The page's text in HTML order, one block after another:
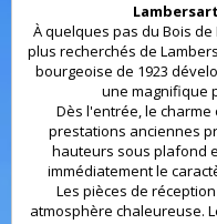
À quelques pas du Bois
plus recherchés de
bourgeoise de 1923
une magnifique
Dès l'entrée, le
prestations anciennes
hauteurs sous plafond
immédiatement le
Les pièces de
atmosphère chaleureuse.